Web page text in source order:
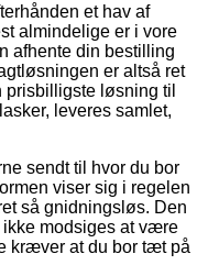
et hav af
almindelige er i vore
afhente din bestilling
er altså ret
løsning til
leveres samlet,
sendt til hvor du bor
viser sig i regelen
så gnidningsløs. Den
modsiges at være
kræver at du bor tæt på